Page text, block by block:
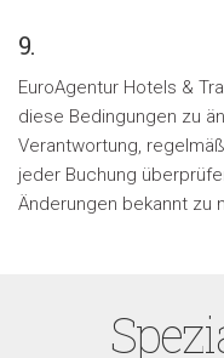
9.
EuroAgentur Hotels &
diese Bedingungen zu
Verantwortung,
jeder Buchung
Änderungen bekannt zu